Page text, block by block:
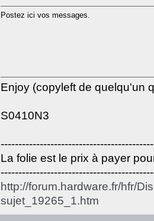
Postez ici vos messages.
Enjoy (copyleft de quelqu'un
S0410N3
La folie est le prix à payer
http://forum.hardware.fr/hfr/
sujet_19265_1.htm